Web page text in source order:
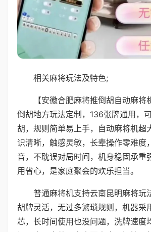
相关麻将玩法及特色;
【安徽合肥麻将推倒胡自动麻将
倒胡地方玩法定制，136张牌通用，
胡，规则简单易上手，自动麻将机超
识清晰，触感灵敏，长辈操作零难度
音，不耽误对局时间，机身稳固承重
用省心，是家庭聚会的欢乐担当。
普通麻将机支持云南昆明麻将玩
胡牌灵活，无过多繁琐规则，机器采
芯，长时间使用也没问题，洗牌速度